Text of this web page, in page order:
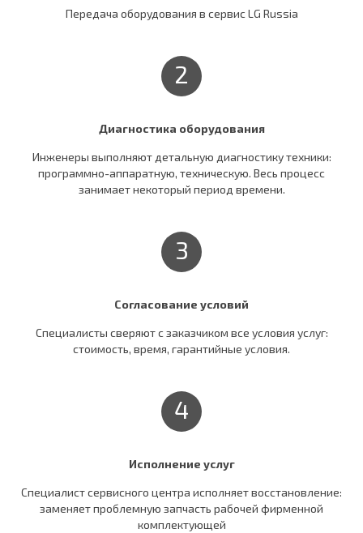
Передача оборудования в сервис LG Russia
2
Диагностика оборудования
Инженеры выполняют детальную диагностику техники:
программно-аппаратную, техническую. Весь процесс
занимает некоторый период времени.
3
Согласование условий
Специалисты сверяют c заказчиком все условия услуг:
стоимость, время, гарантийные условия.
4
Исполнение услуг
Специалист сервисного центра исполняет восстановление:
заменяет проблемную запчасть рабочей фирменной
комплектующей